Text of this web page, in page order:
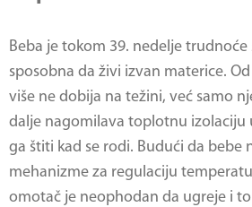
Beba je tokom 39. nedelje trudnoće
sposobna da živi izvan materice.
više ne dobija na težini, već samo
dalje nagomilava toplotnu izolaciju
ga štiti kad se rodi. Budući da bebe
mehanizme za regulaciju
omotač je neophodan da ugreje i